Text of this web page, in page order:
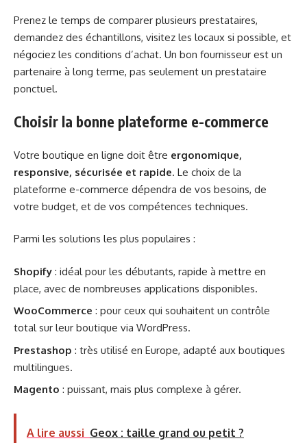
Prenez le temps de comparer plusieurs prestataires,
demandez des échantillons, visitez les locaux si possible, et
négociez les conditions d’achat. Un bon fournisseur est un
partenaire à long terme, pas seulement un prestataire
ponctuel.
Choisir la bonne plateforme e-commerce
Votre boutique en ligne doit être ergonomique,
responsive, sécurisée et rapide. Le choix de la
plateforme e-commerce dépendra de vos besoins, de
votre budget, et de vos compétences techniques.
Parmi les solutions les plus populaires :
Shopify : idéal pour les débutants, rapide à mettre en
place, avec de nombreuses applications disponibles.
WooCommerce : pour ceux qui souhaitent un contrôle
total sur leur boutique via WordPress.
Prestashop : très utilisé en Europe, adapté aux boutiques
multilingues.
Magento : puissant, mais plus complexe à gérer.
A lire aussi Geox : taille grand ou petit ?